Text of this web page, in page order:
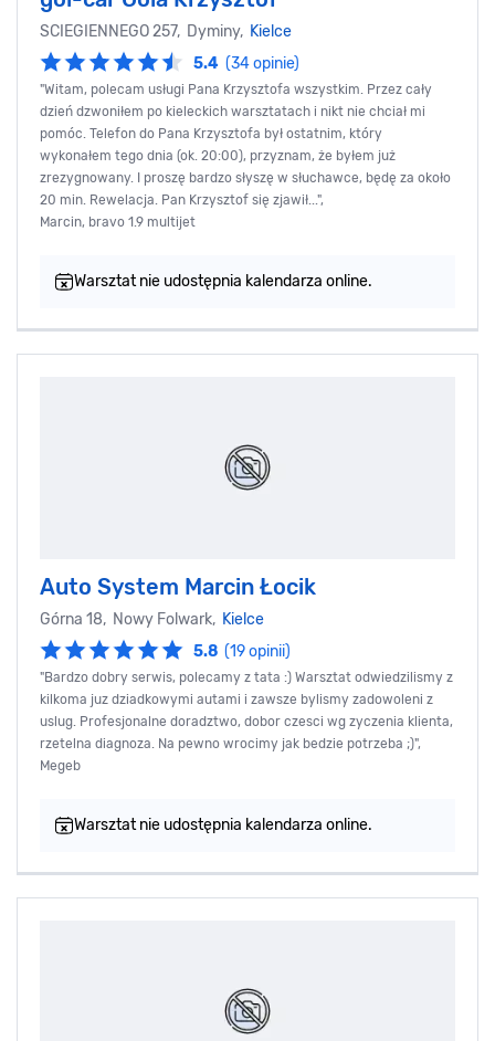
SCIEGIENNEGO 257, Dyminy, Kielce
5.4 (34 opinie)
"Witam, polecam usługi Pana Krzysztofa wszystkim. Przez cały
dzień dzwoniłem po kieleckich warsztatach i nikt nie chciał mi
pomóc. Telefon do Pana Krzysztofa był ostatnim, który
wykonałem tego dnia (ok. 20:00), przyznam, że byłem już
zrezygnowany. I proszę bardzo słyszę w słuchawce, będę za około
20 min. Rewelacja. Pan Krzysztof się zjawił...",
Marcin, bravo 1.9 multijet
Warsztat nie udostępnia kalendarza online.
Auto System Marcin Łocik
Górna 18, Nowy Folwark, Kielce
5.8 (19 opinii)
"Bardzo dobry serwis, polecamy z tata :) Warsztat odwiedzilismy z
kilkoma juz dziadkowymi autami i zawsze bylismy zadowoleni z
uslug. Profesjonalne doradztwo, dobor czesci wg zyczenia klienta,
rzetelna diagnoza. Na pewno wrocimy jak bedzie potrzeba ;)",
Megeb
Warsztat nie udostępnia kalendarza online.